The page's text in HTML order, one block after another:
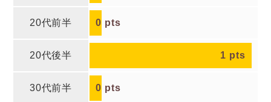
20代前半 0 pts
20代後半 1 pts
30代前半 0 pts